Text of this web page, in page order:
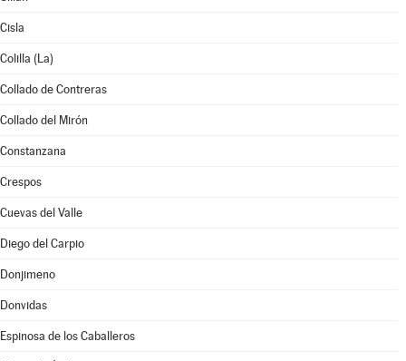
Cisla
Colilla (La)
Collado de Contreras
Collado del Mirón
Constanzana
Crespos
Cuevas del Valle
Diego del Carpio
Donjimeno
Donvidas
Espinosa de los Caballeros